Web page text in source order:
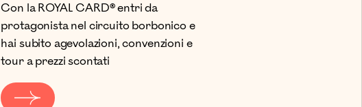
Con la ROYAL CARD® entri da
protagonista nel circuito borbonico e
hai subito agevolazioni, convenzioni e
tour a prezzi scontati